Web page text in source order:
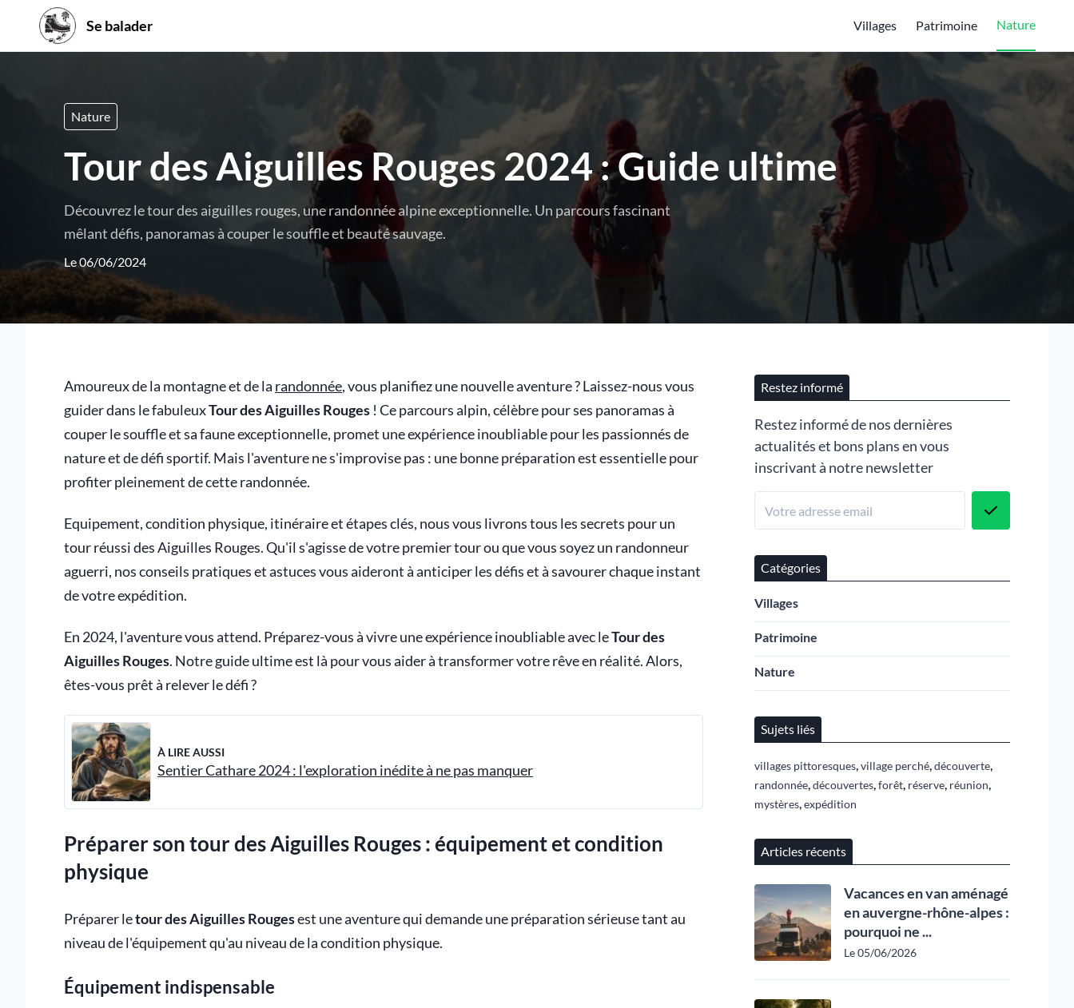
Se balader Villages Patrimoine Nature
Nature
Tour des Aiguilles Rouges 2024 : Guide ultime
Découvrez le tour des aiguilles rouges, une randonnée alpine exceptionnelle. Un parcours fascinant
mêlant défis, panoramas à couper le souffle et beauté sauvage.
Le 06/06/2024
Amoureux de la montagne et de la randonnée, vous planifiez une nouvelle aventure ? Laissez-nous vous
guider dans le fabuleuxTour des Aiguilles Rouges ! Ce parcours alpin, célèbre pour ses panoramas à
couper le souffle et sa faune exceptionnelle, promet une expérience inoubliable pour les passionnés de
nature et de défi sportif. Mais l'aventure ne s'improvise pas : une bonne préparation est essentielle pour
profiter pleinement de cette randonnée.
Equipement, condition physique, itinéraire et étapes clés, nous vous livrons tous les secrets pour un
tour réussi des Aiguilles Rouges. Qu'il s'agisse de votre premier tour ou que vous soyez un randonneur
aguerri, nos conseils pratiques et astuces vous aideront à anticiper les défis et à savourer chaque instant
de votre expédition.
En 2024, l'aventure vous attend. Préparez-vous à vivre une expérience inoubliable avec leTour des
Aiguilles Rouges. Notre guide ultime est là pour vous aider à transformer votre rêve en réalité. Alors,
êtes-vous prêt à relever le défi ?
À LIRE AUSSI
Sentier Cathare 2024 : l'exploration inédite à ne pas manquer
Préparer son tour des Aiguilles Rouges : équipement et condition
physique
Préparer letour des Aiguilles Rougesest une aventure qui demande une préparation sérieuse tant au
niveau de l'équipement qu'au niveau de la condition physique.
Équipement indispensable
Restez informé
Restez informé de nos dernières
actualités et bons plans en vous
inscrivant à notre newsletter
Catégories
Villages
Patrimoine
Nature
Sujets liés
villages pittoresques,village perché,découverte,
randonnée,découvertes,forêt, réserve, réunion,
mystères,expédition
Articles récents
Vacances en van aménagé
en auvergne-rhône-alpes :
pourquoi ne ...
Le 05/06/2026